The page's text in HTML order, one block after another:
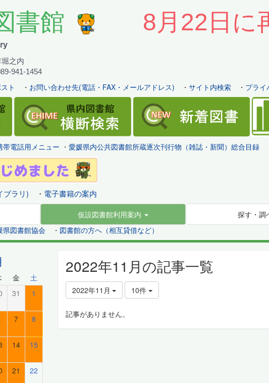
書館 8月22日に
之内
941-1454
ト ・ お問い合わせ先(電話・FAX・メールアドレス) ・ サイト内検索 ・ プライ
帯電話用メニュー ・ 愛媛県内公共図書館所蔵逐次刊行物（雑誌・新聞）総合目録
ブラリ) ・ 電子書籍の案内
仮設図書館利用案内 探す・調
県図書館協会 ・ 図書館の方へ（相互貸借など）
2022年11月の記事一覧
2022年11月 10件
記事がありません。
金 土
31 1
7 8
14 15
21 22